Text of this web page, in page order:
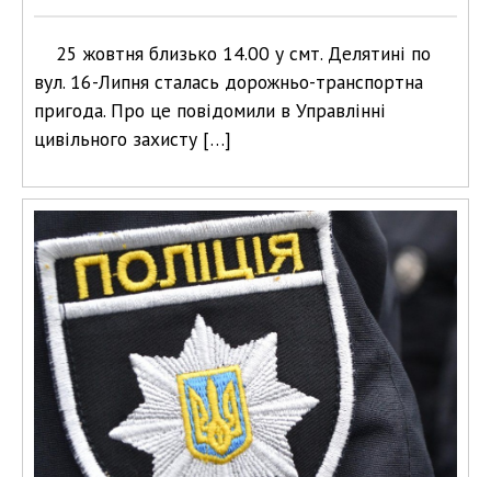
25 жовтня близько 14.00 у смт. Делятині по
вул. 16-Липня сталась дорожньо-транспортна
пригода. Про це повідомили в Управлінні
цивільного захисту […]